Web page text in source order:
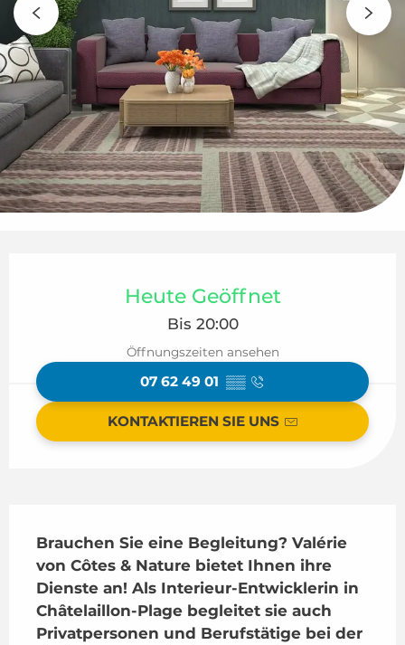
Heute Geöffnet
Bis 20:00
Öffnungszeiten ansehen
07 62 49 01 ▒▒
KONTAKTIEREN SIE UNS
Brauchen Sie eine Begleitung? Valérie
von Côtes & Nature bietet Ihnen ihre
Dienste an! Als Interieur-Entwicklerin in
Châtelaillon-Plage begleitet sie auch
Privatpersonen und Berufstätige bei der